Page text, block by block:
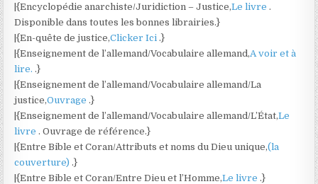
|{Encyclopédie anarchiste/Juridiction – Justice,Le livre .
Disponible dans toutes les bonnes librairies.}
|{En-quête de justice,Clicker Ici .}
|{Enseignement de l’allemand/Vocabulaire allemand,A voir et à
lire. .}
|{Enseignement de l’allemand/Vocabulaire allemand/La
justice,Ouvrage .}
|{Enseignement de l’allemand/Vocabulaire allemand/L’État,Le
livre . Ouvrage de référence.}
|{Entre Bible et Coran/Attributs et noms du Dieu unique,(la
couverture) .}
|{Entre Bible et Coran/Entre Dieu et l’Homme,Le livre .}